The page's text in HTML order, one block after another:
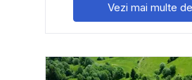
Vezi mai multe